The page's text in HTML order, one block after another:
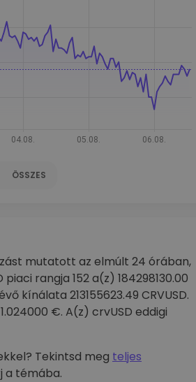
ÖSSZES
mutatott az elmúlt 24 órában,
rangja 152 a(z) 184298130.00
kínálata 213155623.49 CRVUSD.
€. A(z) crvUSD eddigi
Tekintsd meg teljes
a témába.